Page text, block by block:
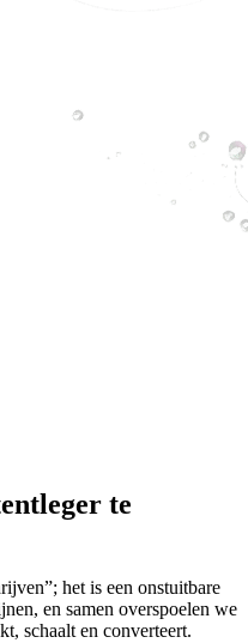
te
het is een onstuitbare
en samen overspoelen we
schaalt en converteert.